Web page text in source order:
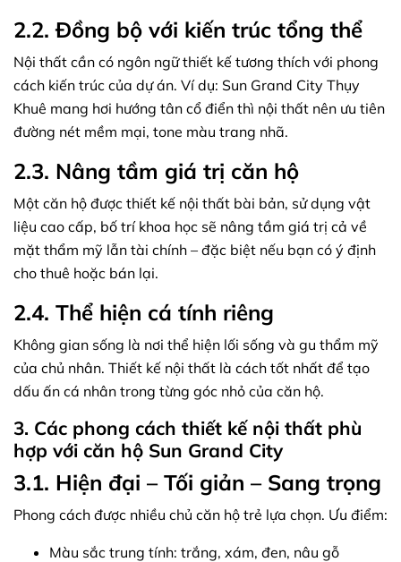
2.2. Đồng bộ với kiến trúc tổng thể
Nội thất cần có ngôn ngữ thiết kế tương thích với phong
cách kiến trúc của dự án. Ví dụ: Sun Grand City Thụy
Khuê mang hơi hướng tân cổ điển thì nội thất nên ưu tiên
đường nét mềm mại, tone màu trang nhã.
2.3. Nâng tầm giá trị căn hộ
Một căn hộ được thiết kế nội thất bài bản, sử dụng vật
liệu cao cấp, bố trí khoa học sẽ nâng tầm giá trị cả về
mặt thẩm mỹ lẫn tài chính – đặc biệt nếu bạn có ý định
cho thuê hoặc bán lại.
2.4. Thể hiện cá tính riêng
Không gian sống là nơi thể hiện lối sống và gu thẩm mỹ
của chủ nhân. Thiết kế nội thất là cách tốt nhất để tạo
dấu ấn cá nhân trong từng góc nhỏ của căn hộ.
3. Các phong cách thiết kế nội thất phù
hợp với căn hộ Sun Grand City
3.1. Hiện đại – Tối giản – Sang trọng
Phong cách được nhiều chủ căn hộ trẻ lựa chọn. Ưu điểm:
Màu sắc trung tính: trắng, xám, đen, nâu gỗ